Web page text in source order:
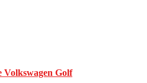
Volkswagen Golf